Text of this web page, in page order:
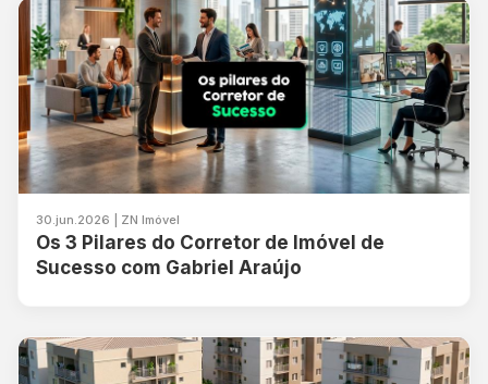
30.jun.2026 | ZN Imóvel
Os 3 Pilares do Corretor de Imóvel de
Sucesso com Gabriel Araújo